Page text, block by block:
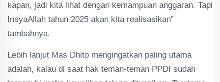
kapan, jadi kita lihat dengan kemampuan anggaran. Tapi
InsyaAllah tahun 2025 akan kita realisasikan”
tambahnya.
Lebih lanjut Mas Dhito mengingatkan paling utama
adalah, kalau di saat hak teman-teman PPDI sudah